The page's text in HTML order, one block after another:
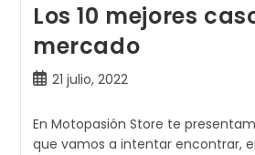
Los 10 mejores
mercado
Publicación
la
entrada:
21 julio, 2022
En Motopasión Store te
que vamos a intentar encontrar,